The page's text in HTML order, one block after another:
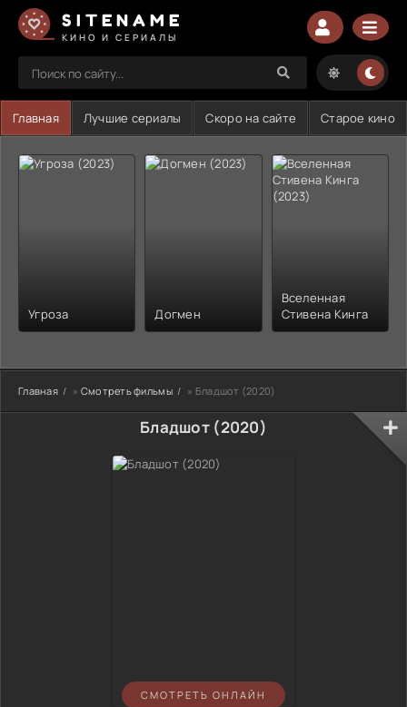
SITENAME
КИНО И СЕРИАЛЫ
Главная Лучшие сериалы Скоро на сайте Старое кино
Угроза Догмен
Вселенная
Стивена Кинга
Главная » Смотреть фильмы » Бладшот (2020)
Бладшот (2020)
СМОТРЕТЬ ОНЛАЙН